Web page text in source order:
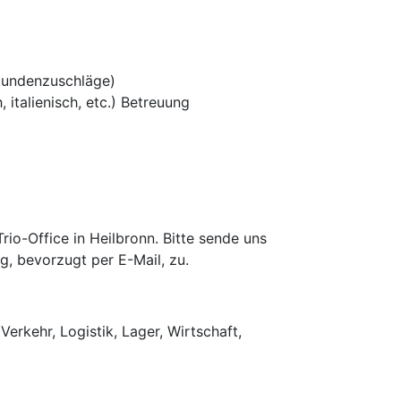
italienisch, etc.) Betreuung
Office in Heilbronn. Bitte sende uns
bevorzugt per E-Mail, zu.
Logistik, Lager, Wirtschaft,